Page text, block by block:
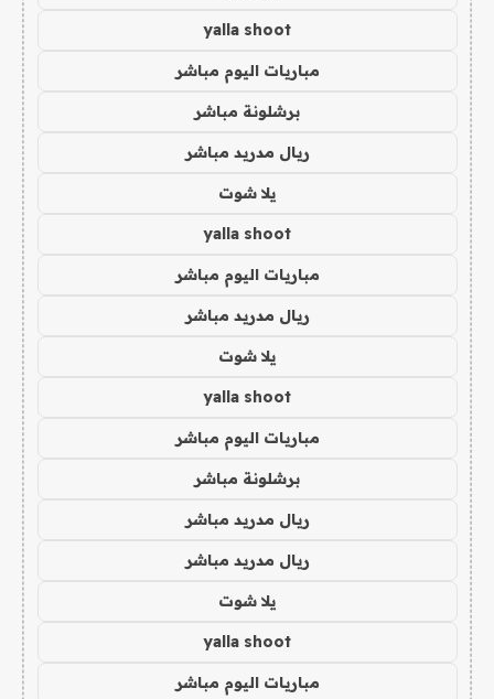
yalla shoot
مباريات اليوم مباشر
برشلونة مباشر
ريال مدريد مباشر
يلا شوت
yalla shoot
مباريات اليوم مباشر
ريال مدريد مباشر
يلا شوت
yalla shoot
مباريات اليوم مباشر
برشلونة مباشر
ريال مدريد مباشر
ريال مدريد مباشر
يلا شوت
yalla shoot
مباريات اليوم مباشر